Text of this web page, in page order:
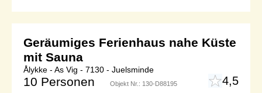
Geräumiges Ferienhaus nahe Küste
mit Sauna
Ålykke - As Vig - 7130 - Juelsminde
10 Personen Objekt Nr.: 130-D88195 4,5